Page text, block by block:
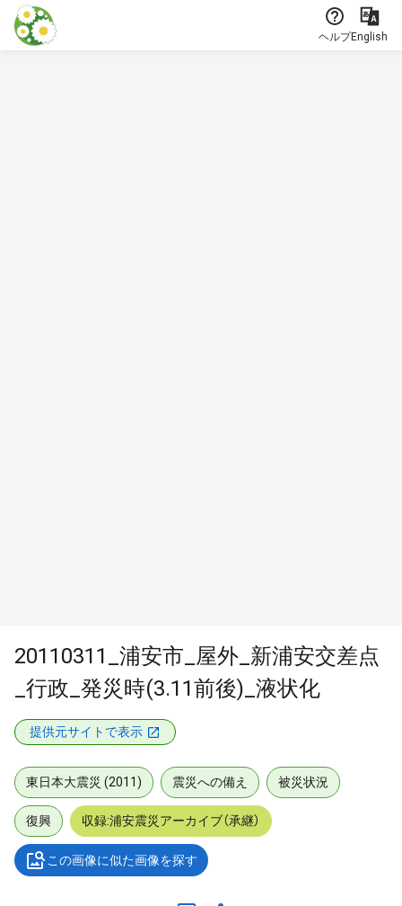
本文に飛ぶ
ヘルプEnglish
20110311_浦安市_屋外_新浦安交差点
_行政_発災時(3.11前後)_液状化
提供元サイトで表示
東日本大震災 (2011) 震災への備え 被災状況
復興 収録:浦安震災アーカイブ（承継）
この画像に似た画像を探す